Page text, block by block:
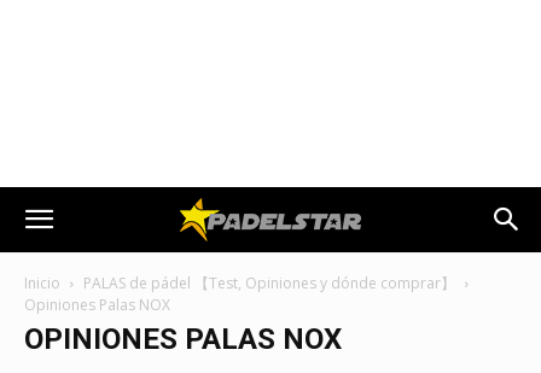
Inicio
PALAS de pádel 【Test, Opiniones y dónde comprar】
Opiniones Palas NOX
OPINIONES PALAS NOX